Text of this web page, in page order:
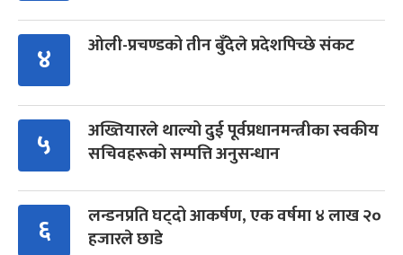
४ ओली-प्रचण्डको तीन बुँदेले प्रदेशपिच्छे संकट
५
अख्तियारले थाल्यो दुई पूर्वप्रधानमन्त्रीका स्वकीय
सचिवहरूको सम्पत्ति अनुसन्धान
६
लन्डनप्रति घट्दो आकर्षण, एक वर्षमा ४ लाख २०
हजारले छाडे